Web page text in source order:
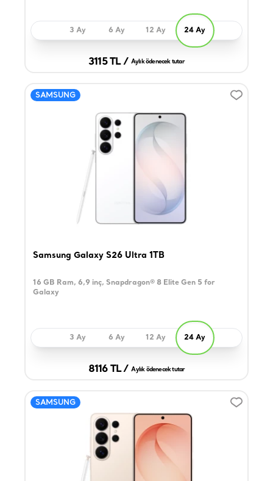
3 Ay 6 Ay 12 Ay 24 Ay
3115 TL / Aylık ödenecek tutar
SAMSUNG
Samsung Galaxy S26 Ultra 1TB
16 GB Ram, 6,9 inç, Snapdragon® 8 Elite Gen 5 for
Galaxy
3 Ay 6 Ay 12 Ay 24 Ay
8116 TL / Aylık ödenecek tutar
SAMSUNG